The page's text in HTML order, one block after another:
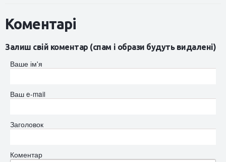
Коментарі
Залиш свій коментар (спам і образи будуть видалені)
Ваше ім'я
Ваш e-mail
Заголовок
Коментар